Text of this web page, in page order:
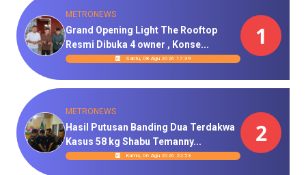
METRONEWS
Grand Opening Light The Rooftop
Resmi Dibuka 4 owner , Konse...
Sabtu, 08 Agu 2026 17:39
1
METRONEWS
Hasil Putusan Banding Dua Terdakwa
Kasus 58 kg Shabu Temanny...
Kamis, 06 Agu 2026 22:53
2